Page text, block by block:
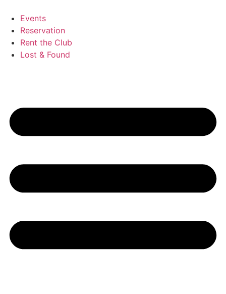
Inhalt
wechseln
Events
Reservation
Rent the Club
Lost & Found